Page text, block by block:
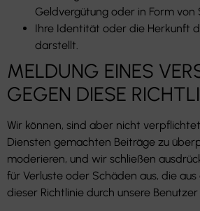
Geldvergütung oder in Form von
Ihre Identität oder die Herkunft
darstellt.
MELDUNG EINES
GEGEN DIESE
Wir können, sind aber nicht
Diensten gemachten Beiträge zu
moderieren, und wir schließen
für Verluste oder Schäden aus, die
dieser Richtlinie durch unsere Benutzer